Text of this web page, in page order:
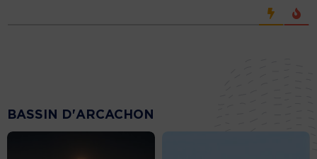
BASSIN D'ARCACHON